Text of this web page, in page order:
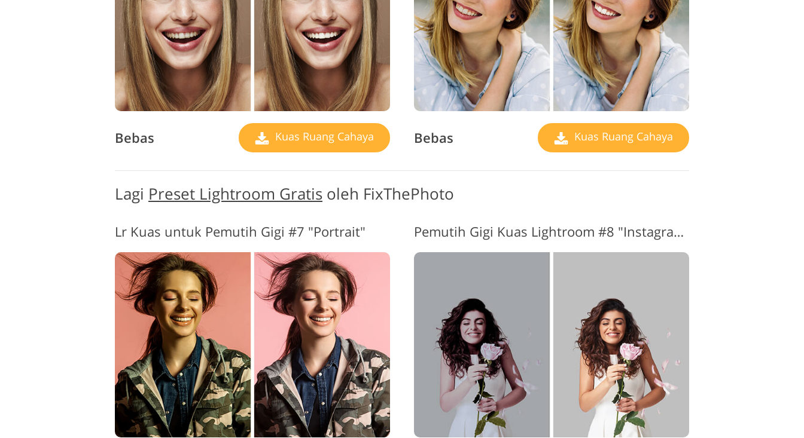
Bebas Kuas Ruang Cahaya Bebas Kuas Ruang Cahaya
Lagi Preset Lightroom Gratis oleh FixThePhoto
Lr Kuas untuk Pemutih Gigi #7 "Portrait" Pemutih Gigi Kuas Lightroom #8 "Instagram"